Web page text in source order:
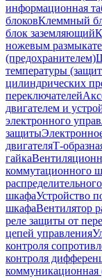
информационная
блоковКлеммный
блок заземляющий
ножевым
(предохранителем)
температуры
цилиндрических
переключателей
двигателем и
электронного
защиты
двигателяТ-
гайка
коммутационного
шкафаУстройство
шкафаВентилятор
реле защиты от
цепей управления
контроля
контроля
коммуникационная